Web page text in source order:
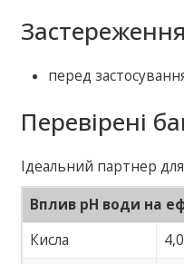
перед
Перевірені
Ідеальний партнер
Вплив pH води на
Кисла